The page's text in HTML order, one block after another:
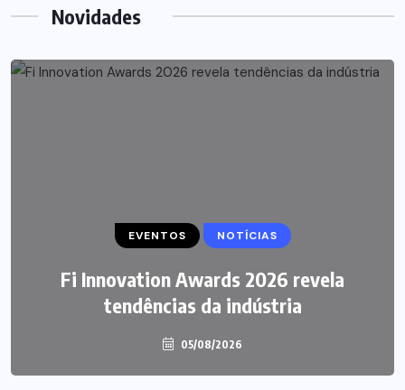
Novidades
EVENTOS NOTÍCIAS
Fi Innovation Awards 2026 revela
tendências da indústria
05/08/2026